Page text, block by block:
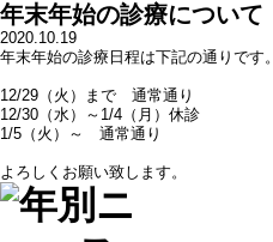
年末年始の診療について
2020.10.19
年末年始の診療日程は下記の通りです。
12/29（火）まで 通常通り
12/30（水）～1/4（月）休診
1/5（火）～ 通常通り
よろしくお願い致します。